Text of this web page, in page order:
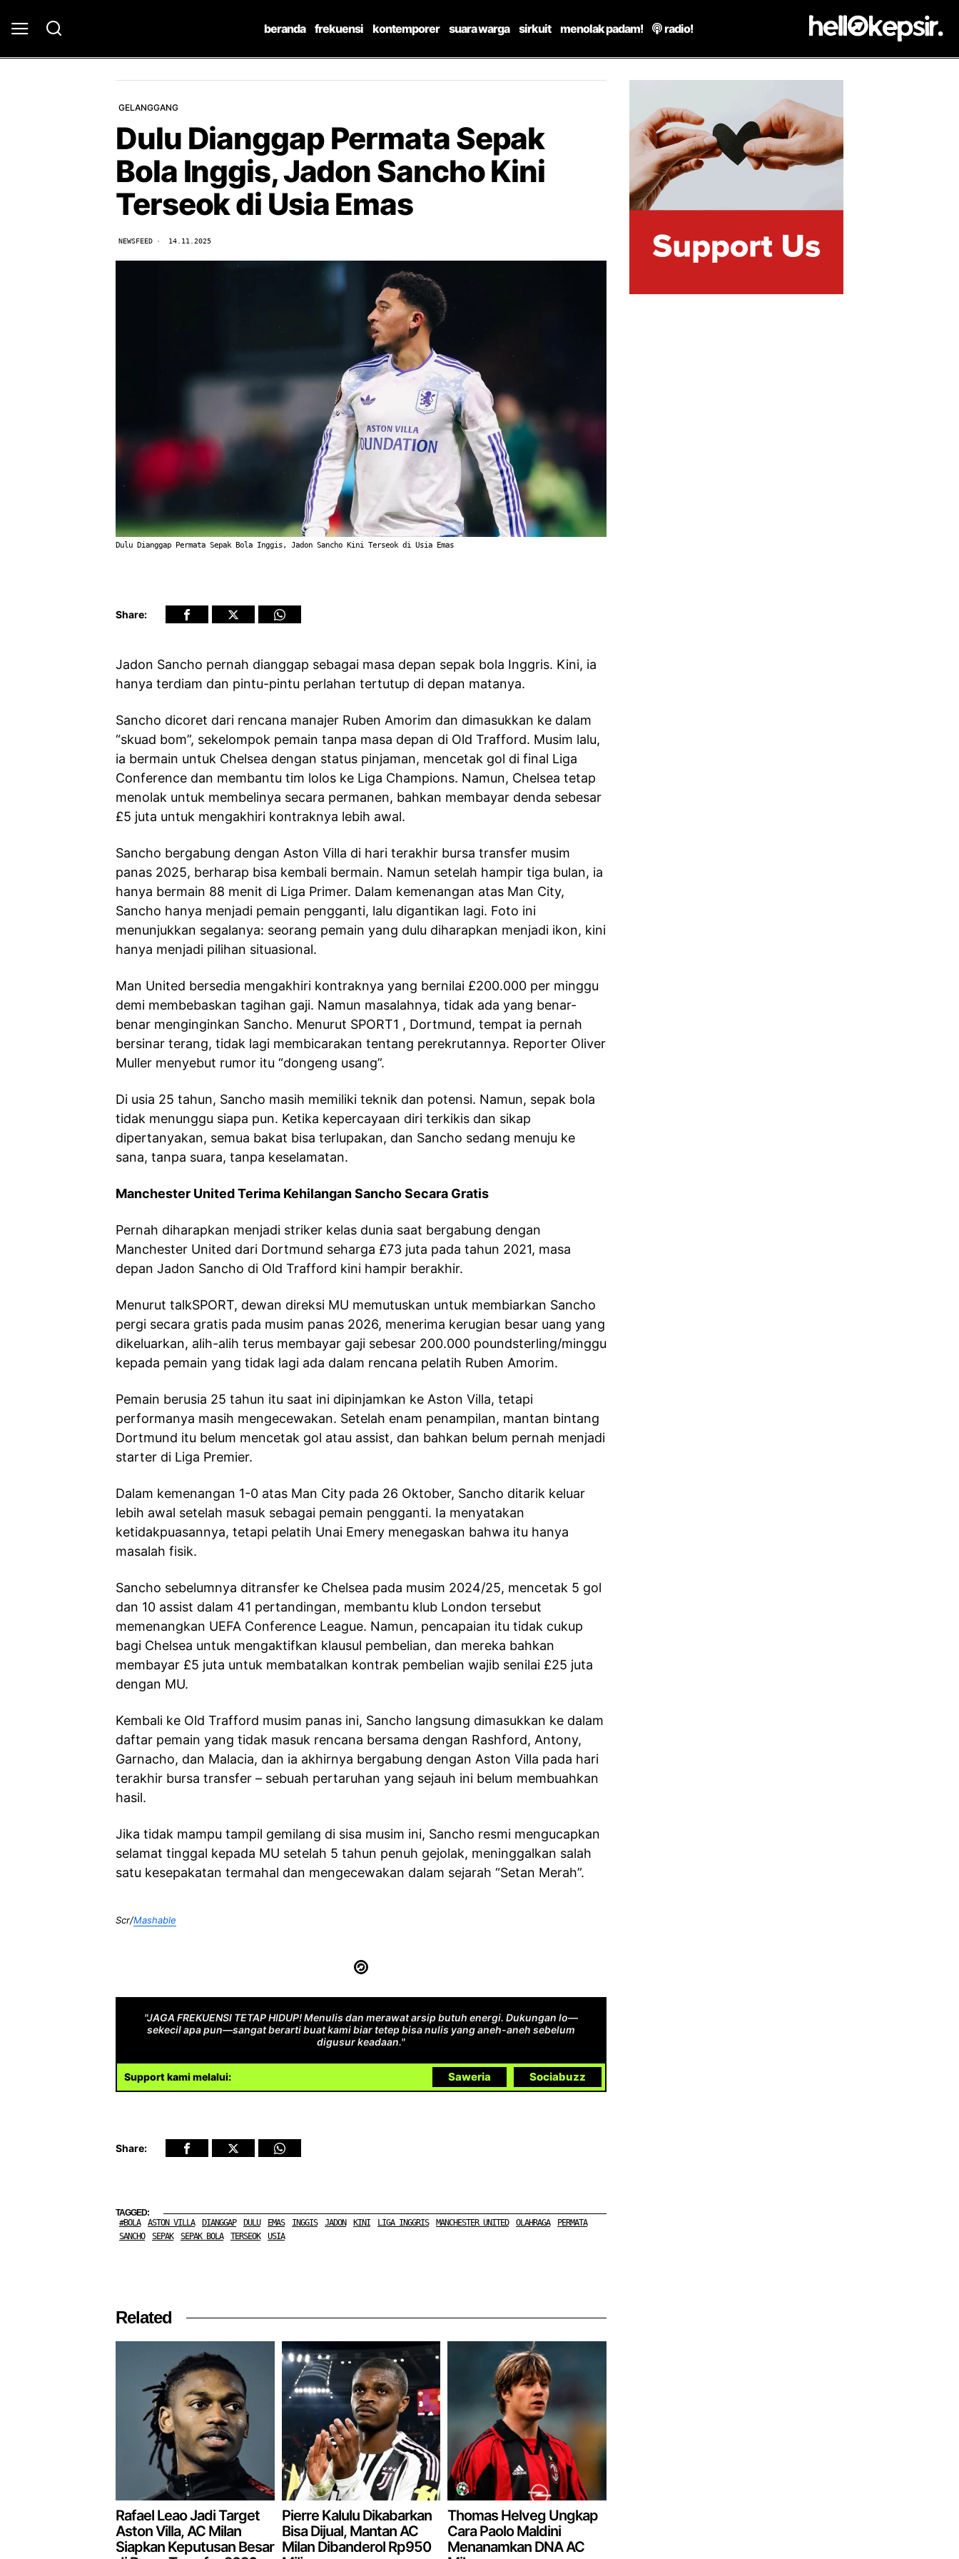
beranda frekuensi kontemporer suara warga sirkuit menolak padam! radio!
GELANGGANG
Dulu Dianggap Permata Sepak
Bola Inggis, Jadon Sancho Kini
Terseok di Usia Emas
NEWSFEED 14.11.2025
Dulu Dianggap Permata Sepak Bola Inggis, Jadon Sancho Kini Terseok di Usia Emas
Share:
Jadon Sancho pernah dianggap sebagai masa depan sepak bola Inggris. Kini, ia
hanya terdiam dan pintu-pintu perlahan tertutup di depan matanya.
Sancho dicoret dari rencana manajer Ruben Amorim dan dimasukkan ke dalam
“skuad bom”, sekelompok pemain tanpa masa depan di Old Trafford. Musim lalu,
ia bermain untuk Chelsea dengan status pinjaman, mencetak gol di final Liga
Conference dan membantu tim lolos ke Liga Champions. Namun, Chelsea tetap
menolak untuk membelinya secara permanen, bahkan membayar denda sebesar
£5 juta untuk mengakhiri kontraknya lebih awal.
Sancho bergabung dengan Aston Villa di hari terakhir bursa transfer musim
panas 2025, berharap bisa kembali bermain. Namun setelah hampir tiga bulan, ia
hanya bermain 88 menit di Liga Primer. Dalam kemenangan atas Man City,
Sancho hanya menjadi pemain pengganti, lalu digantikan lagi. Foto ini
menunjukkan segalanya: seorang pemain yang dulu diharapkan menjadi ikon, kini
hanya menjadi pilihan situasional.
Man United bersedia mengakhiri kontraknya yang bernilai £200.000 per minggu
demi membebaskan tagihan gaji. Namun masalahnya, tidak ada yang benar-
benar menginginkan Sancho. Menurut SPORT1 , Dortmund, tempat ia pernah
bersinar terang, tidak lagi membicarakan tentang perekrutannya. Reporter Oliver
Muller menyebut rumor itu “dongeng usang”.
Di usia 25 tahun, Sancho masih memiliki teknik dan potensi. Namun, sepak bola
tidak menunggu siapa pun. Ketika kepercayaan diri terkikis dan sikap
dipertanyakan, semua bakat bisa terlupakan, dan Sancho sedang menuju ke
sana, tanpa suara, tanpa keselamatan.
Manchester United Terima Kehilangan Sancho Secara Gratis
Pernah diharapkan menjadi striker kelas dunia saat bergabung dengan
Manchester United dari Dortmund seharga £73 juta pada tahun 2021, masa
depan Jadon Sancho di Old Trafford kini hampir berakhir.
Menurut talkSPORT, dewan direksi MU memutuskan untuk membiarkan Sancho
pergi secara gratis pada musim panas 2026, menerima kerugian besar uang yang
dikeluarkan, alih-alih terus membayar gaji sebesar 200.000 poundsterling/minggu
kepada pemain yang tidak lagi ada dalam rencana pelatih Ruben Amorim.
Pemain berusia 25 tahun itu saat ini dipinjamkan ke Aston Villa, tetapi
performanya masih mengecewakan. Setelah enam penampilan, mantan bintang
Dortmund itu belum mencetak gol atau assist, dan bahkan belum pernah menjadi
starter di Liga Premier.
Dalam kemenangan 1-0 atas Man City pada 26 Oktober, Sancho ditarik keluar
lebih awal setelah masuk sebagai pemain pengganti. Ia menyatakan
ketidakpuasannya, tetapi pelatih Unai Emery menegaskan bahwa itu hanya
masalah fisik.
Sancho sebelumnya ditransfer ke Chelsea pada musim 2024/25, mencetak 5 gol
dan 10 assist dalam 41 pertandingan, membantu klub London tersebut
memenangkan UEFA Conference League. Namun, pencapaian itu tidak cukup
bagi Chelsea untuk mengaktifkan klausul pembelian, dan mereka bahkan
membayar £5 juta untuk membatalkan kontrak pembelian wajib senilai £25 juta
dengan MU.
Kembali ke Old Trafford musim panas ini, Sancho langsung dimasukkan ke dalam
daftar pemain yang tidak masuk rencana bersama dengan Rashford, Antony,
Garnacho, dan Malacia, dan ia akhirnya bergabung dengan Aston Villa pada hari
terakhir bursa transfer – sebuah pertaruhan yang sejauh ini belum membuahkan
hasil.
Jika tidak mampu tampil gemilang di sisa musim ini, Sancho resmi mengucapkan
selamat tinggal kepada MU setelah 5 tahun penuh gejolak, meninggalkan salah
satu kesepakatan termahal dan mengecewakan dalam sejarah “Setan Merah”.
Scr/Mashable
"JAGA FREKUENSI TETAP HIDUP! Menulis dan merawat arsip butuh energi. Dukungan lo—
sekecil apa pun—sangat berarti buat kami biar tetep bisa nulis yang aneh-aneh sebelum
digusur keadaan."
Support kami melalui: Saweria Sociabuzz
Share:
TAGGED:
#BOLA
ASTON VILLA DIANGGAP DULU EMAS INGGIS JADON KINI LIGA INGGRIS MANCHESTER UNITED OLAHRAGA
PERMATA
SANCHO
SEPAK SEPAK BOLA TERSEOK USIA
Related
Rafael Leao Jadi Target
Aston Villa, AC Milan
Siapkan Keputusan Besar
Pierre Kalulu Dikabarkan
Bisa Dijual, Mantan AC
Milan Dibanderol Rp950
Thomas Helveg Ungkap
Cara Paolo Maldini
Menanamkan DNA AC